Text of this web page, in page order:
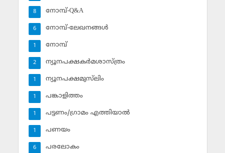
നോമ്പ്-Q&A
8
നോമ്പ്-ലേഖനങ്ങള്‍
6
നോമ്പ്‌
1
ന്യൂനപക്ഷകര്‍മശാസ്ത്രം
2
ന്യൂനപക്ഷമുസ്‌ലിം
1
പങ്കാളിത്തം
1
പട്ടണം/ഗ്രാമം എത്തിയാല്‍
1
പണയം
1
പരലോകം
6